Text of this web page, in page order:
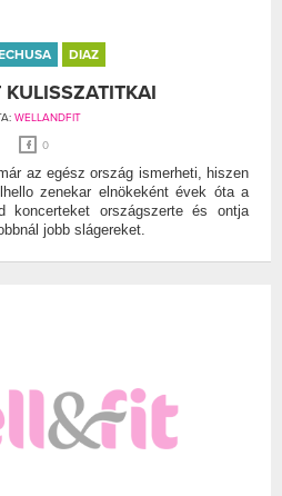
DIAZ
WELLANDFIT
0
az egész ország ismerheti, hiszen
zenekar elnökeként évek óta a
koncerteket országszerte és ontja
jobb slágereket.